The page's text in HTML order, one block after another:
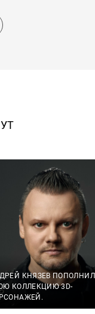
КНЯЗЕВ ПОПОЛНИЛ
КОЛЛЕКЦИЮ 3D-